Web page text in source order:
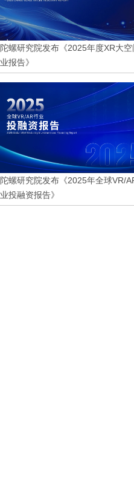
陀螺研究院发布《2025年度XR大
业报告》
陀螺研究院发布《2025年全球VR/
业投融资报告》